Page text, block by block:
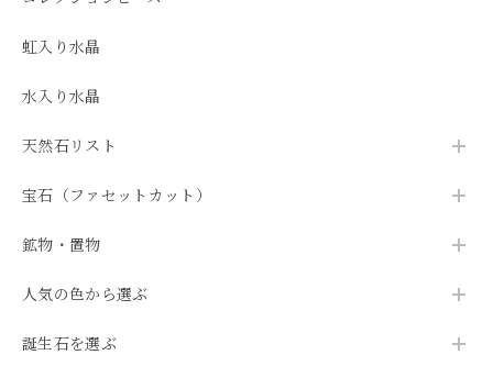
虹入り水晶
水入り水晶
天然石リスト
宝石（ファセットカット）
鉱物・置物
人気の色から選ぶ
誕生石を選ぶ